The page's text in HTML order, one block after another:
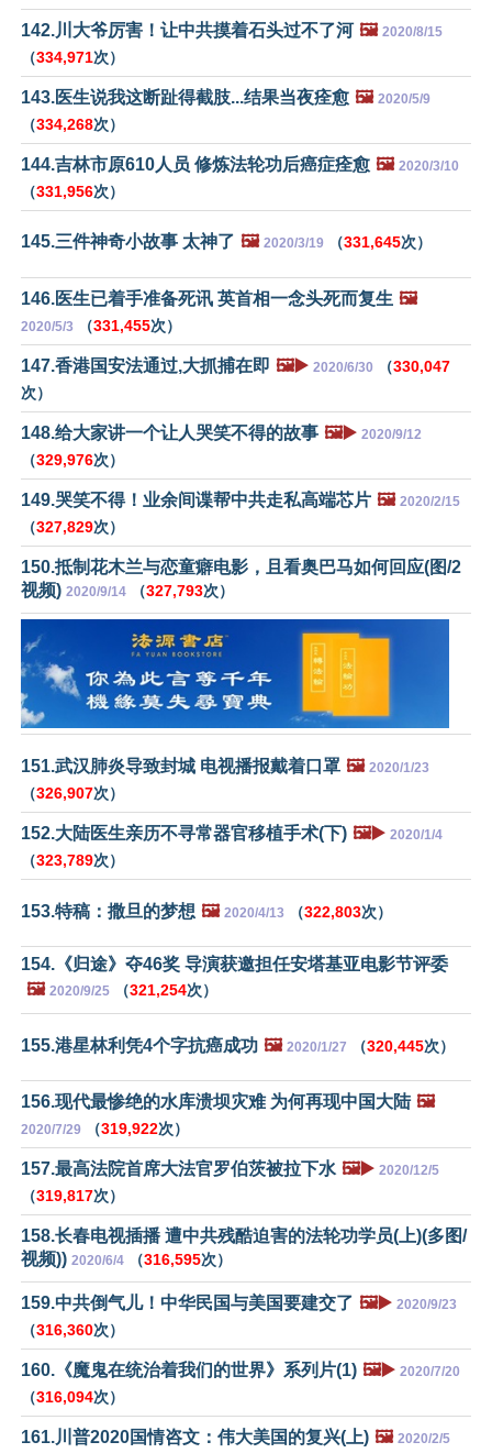
142.川大爷厉害！让中共摸着石头过不了河 🖼️ 2020/8/15
（334,971次）
143.医生说我这断趾得截肢...结果当夜痊愈 🖼️ 2020/5/9
（334,268次）
144.吉林市原610人员 修炼法轮功后癌症痊愈 🖼️ 2020/3/10
（331,956次）
145.三件神奇小故事 太神了 🖼️ 2020/3/19 （331,645次）
146.医生已着手准备死讯 英首相一念头死而复生 🖼️
2020/5/3 （331,455次）
147.香港国安法通过,大抓捕在即 🖼️▶️ 2020/6/30 （330,047
次）
148.给大家讲一个让人哭笑不得的故事 🖼️▶️ 2020/9/12
（329,976次）
149.哭笑不得！业余间谍帮中共走私高端芯片 🖼️ 2020/2/15
（327,829次）
150.抵制花木兰与恋童癖电影，且看奥巴马如何回应(图/2
视频) 2020/9/14 （327,793次）
151.武汉肺炎导致封城 电视播报戴着口罩 🖼️ 2020/1/23
（326,907次）
152.大陆医生亲历不寻常器官移植手术(下) 🖼️▶️ 2020/1/4
（323,789次）
153.特稿：撒旦的梦想 🖼️ 2020/4/13 （322,803次）
154.《归途》夺46奖 导演获邀担任安塔基亚电影节评委
🖼️ 2020/9/25 （321,254次）
155.港星林利凭4个字抗癌成功 🖼️ 2020/1/27 （320,445次）
156.现代最惨绝的水库溃坝灾难 为何再现中国大陆 🖼️
2020/7/29 （319,922次）
157.最高法院首席大法官罗伯茨被拉下水 🖼️▶️ 2020/12/5
（319,817次）
158.长春电视插播 遭中共残酷迫害的法轮功学员(上)(多图/
视频)) 2020/6/4 （316,595次）
159.中共倒气儿！中华民国与美国要建交了 🖼️▶️ 2020/9/23
（316,360次）
160.《魔鬼在统治着我们的世界》系列片(1) 🖼️▶️ 2020/7/20
（316,094次）
161.川普2020国情咨文：伟大美国的复兴(上) 🖼️ 2020/2/5